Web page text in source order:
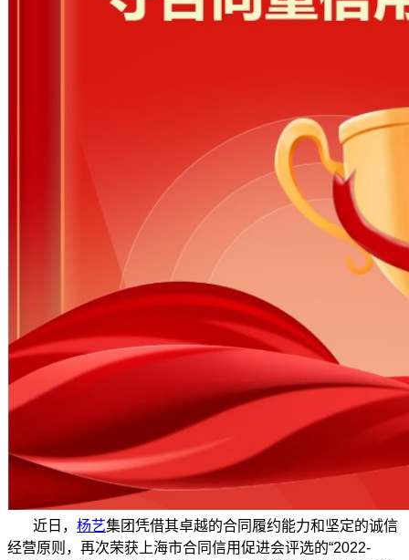
近日， 杨艺集团凭借其卓越的合同履约能力和坚定的诚信
经营原则，再次荣获上海市合同信用促进会评选的“2022-